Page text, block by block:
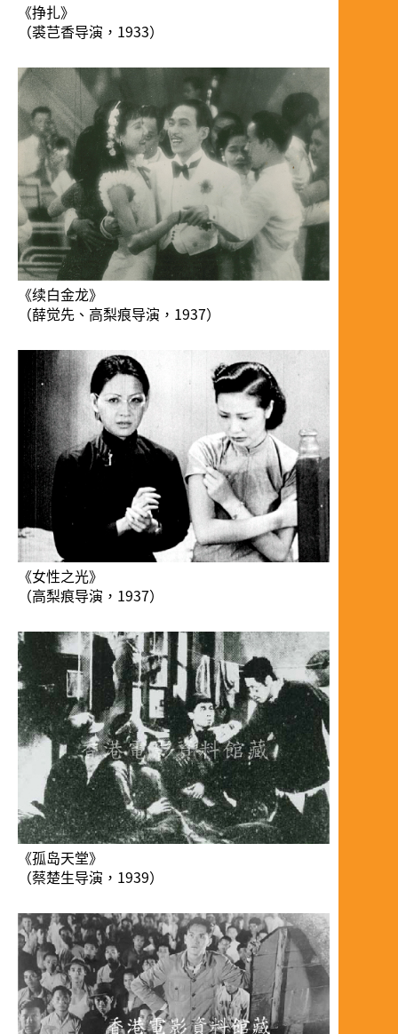
《挣扎》
（裘芑香导演，1933）
《续白金龙》
（薛觉先、高梨痕导演，1937）
《女性之光》
（高梨痕导演，1937）
《孤岛天堂》
（蔡楚生导演，1939）